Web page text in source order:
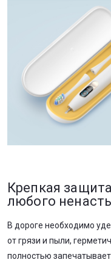
Крепкая
любого
В дороге необходимо
от грязи и пыли,
полностью запечатывает